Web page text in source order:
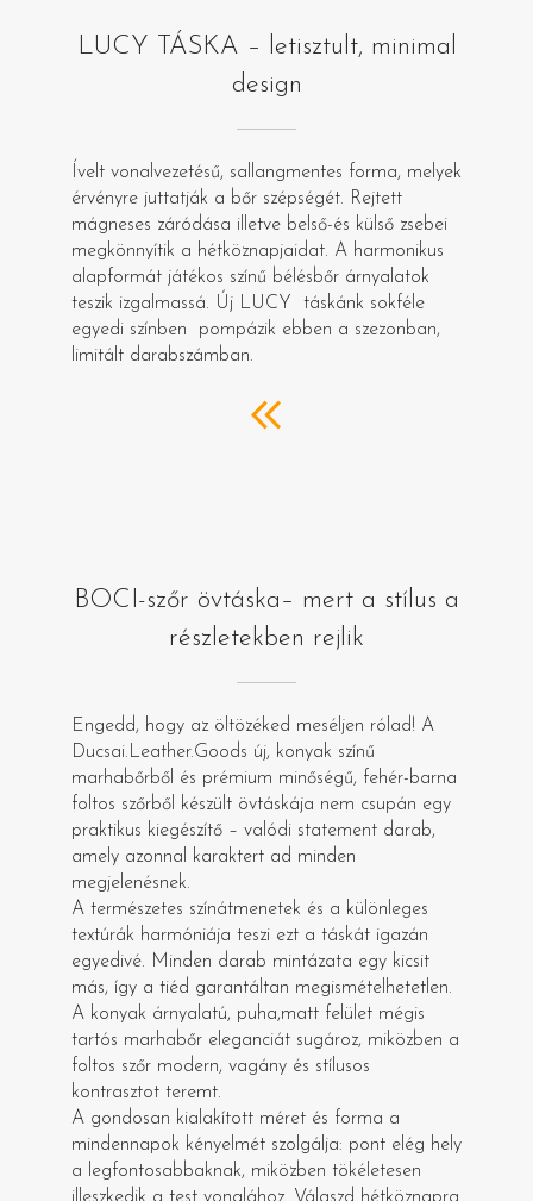
LUCY TÁSKA – letisztult, minimal
design
Ívelt vonalvezetésű, sallangmentes forma, melyek
érvényre juttatják a bőr szépségét. Rejtett
mágneses záródása illetve belső-és külső zsebei
megkönnyítik a hétköznapjaidat. A harmonikus
alapformát játékos színű bélésbőr árnyalatok
teszik izgalmassá. Új LUCY táskánk sokféle
egyedi színben pompázik ebben a szezonban,
limitált darabszámban.
BOCI-szőr övtáska– mert a stílus a
részletekben rejlik
Engedd, hogy az öltözéked meséljen rólad! A
Ducsai.Leather.Goods új, konyak színű
marhabőrből és prémium minőségű, fehér-barna
foltos szőrből készült övtáskája nem csupán egy
praktikus kiegészítő – valódi statement darab,
amely azonnal karaktert ad minden
megjelenésnek.
A természetes színátmenetek és a különleges
textúrák harmóniája teszi ezt a táskát igazán
egyedivé. Minden darab mintázata egy kicsit
más, így a tiéd garantáltan megismételhetetlen.
A konyak árnyalatú, puha,matt felület mégis
tartós marhabőr eleganciát sugároz, miközben a
foltos szőr modern, vagány és stílusos
kontrasztot teremt.
A gondosan kialakított méret és forma a
mindennapok kényelmét szolgálja: pont elég hely
a legfontosabbaknak, miközben tökéletesen